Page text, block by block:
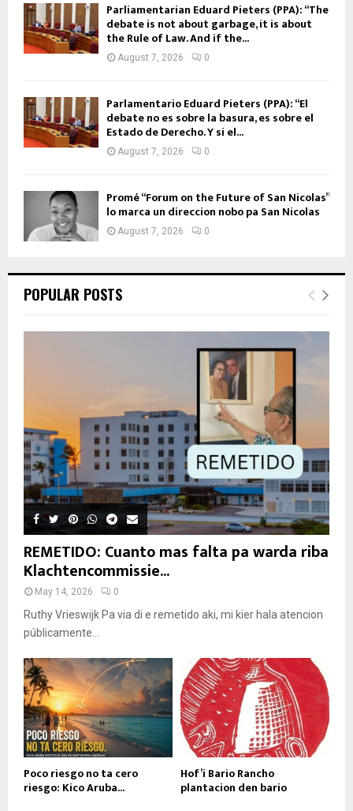
Parliamentarian Eduard Pieters (PPA): “The
debate is not about garbage, it is about
the Rule of Law. And if the...
August 7, 2026 0
Parlamentario Eduard Pieters (PPA): “El
debate no es sobre la basura, es sobre el
Estado de Derecho. Y si el...
August 7, 2026 0
Promé “Forum on the Future of San Nicolas”
lo marca un direccion nobo pa San Nicolas
August 7, 2026 0
POPULAR POSTS
REMETIDO: Cuanto mas falta pa warda riba
Klachtencommissie...
May 14, 2026 0
Ruthy Vrieswijk Pa via di e remetido aki, mi kier hala atencion
públicamente...
Poco riesgo no ta cero
riesgo: Kico Aruba...
Hof’i Bario Rancho
plantacion den bario